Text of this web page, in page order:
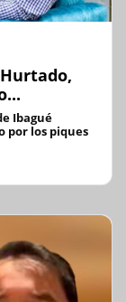
Ibagué
por los piques